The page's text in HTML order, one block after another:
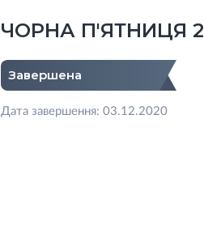
ЧОРНА П'ЯТНИЦЯ
Завершена
Дата завершення: 03.12.2020